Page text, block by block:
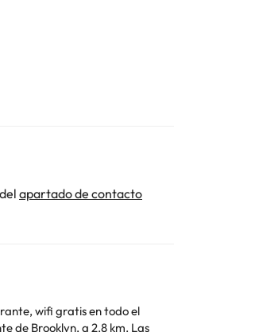
apartado de contacto
wifi gratis en todo el
Brooklyn, a 2,8 km. Las